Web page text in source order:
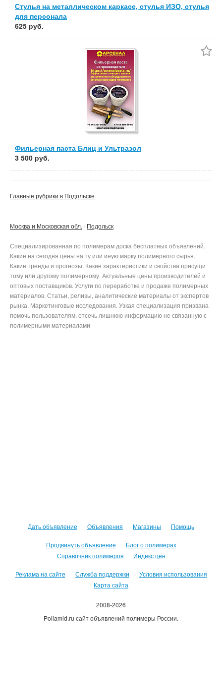
Стулья на металлическом каркасе, стулья ИЗО, стулья
для персонала
625 руб.
Фильерная паста Блиц и Ультразол
3 500 руб.
Главные рубрики в Подольске
Москва и Московская обл. Подольск
Специализированная по полимерам доска бесплатных объявлений.
Какие на сегодня цены на ту или иную марку полимерного сырья.
Какие тренды и прогнозы. Какие характеристики и свойства присущи
тому или другому полимерному. Актуальные цены производителей и
оптовых поставщиков. Услуги по переработке и продаже полимерных
материалов. Статьи, релизы, аналитические материалы от экспертов
рынка. Маркетинговые исследования. Узкая специализация призвана
помочь пользователям, отсечь лишнюю информацию не связанную с
полимерными материалами
Дать объявление Объявления Магазины Помощь
Продвинуть объявление
Блог о полимерах
Справочник полимеров
Индекс цен
Реклама на сайте Служба поддержки
Условия использования
Карта сайта
2008-2026
Poliamid.ru сайт объявлений полимеры России.